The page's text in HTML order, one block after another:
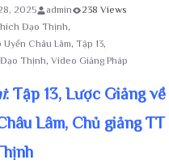
2025 admin
238 Views
Đạo Thịnh,
Uyển Châu Lâm, Tập 13,
Thịnh, Video Giảng Pháp
: Tập 13, Lược Giảng về
Lâm, Chủ giảng TT